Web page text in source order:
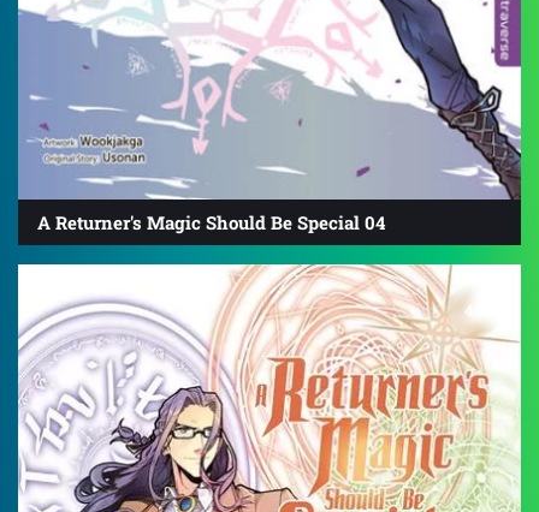
A Returner's Magic Should Be Special 04
4.8